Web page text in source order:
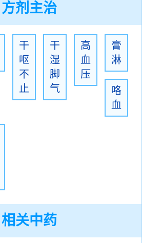
方剂主治
干
呕
不
止
干
湿
脚
气
高
血
压
膏
淋
咯
血
相关中药